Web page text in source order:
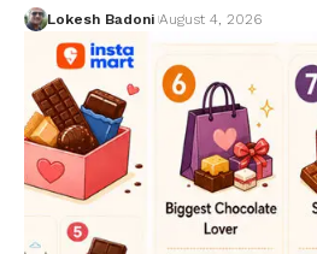
Lokesh Badoni August 4, 2026